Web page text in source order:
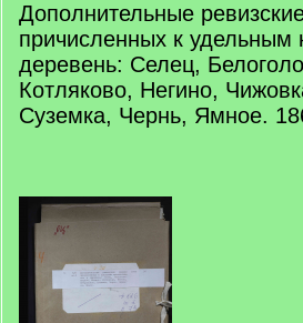
Дополнительные
причисленных к удельным
деревень: Селец,
Котляково, Негино,
Суземка, Чернь, Ямное.